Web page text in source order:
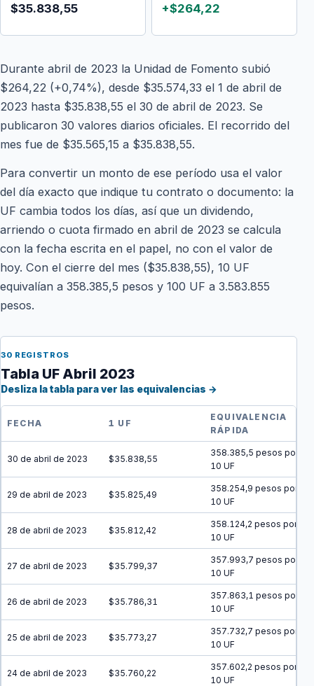
$35.838,55 +$264,22
Durante abril de 2023 la Unidad de Fomento subió
$264,22 (+0,74%), desde $35.574,33 el 1 de abril de
2023 hasta $35.838,55 el 30 de abril de 2023. Se
publicaron 30 valores diarios oficiales. El recorrido del
mes fue de $35.565,15 a $35.838,55.
Para convertir un monto de ese período usa el valor
del día exacto que indique tu contrato o documento: la
UF cambia todos los días, así que un dividendo,
arriendo o cuota firmado en abril de 2023 se calcula
con la fecha escrita en el papel, no con el valor de
hoy. Con el cierre del mes ($35.838,55), 10 UF
equivalían a 358.385,5 pesos y 100 UF a 3.583.855
pesos.
30 REGISTROS
Tabla UF Abril 2023
Desliza la tabla para ver las equivalencias →
FECHA 1 UF
EQUIVALENCIA
RÁPIDA
30 de abril de 2023 $35.838,55
358.385,5 pesos por
10 UF
29 de abril de 2023 $35.825,49
358.254,9 pesos por
10 UF
28 de abril de 2023 $35.812,42
358.124,2 pesos por
10 UF
27 de abril de 2023 $35.799,37
357.993,7 pesos por
10 UF
26 de abril de 2023 $35.786,31
357.863,1 pesos por
10 UF
25 de abril de 2023 $35.773,27
357.732,7 pesos por
10 UF
24 de abril de 2023 $35.760,22
357.602,2 pesos por
10 UF